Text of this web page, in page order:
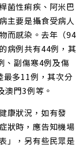
菌性痢疾、阿米巴
主要是攝食受病人
而感染。去年（94
病例共有44例，其
、副傷寒4例及傷
最多11例，其次分
門3例等。
康狀況，如有發
狀時，應告知機場
」，另有些民眾是